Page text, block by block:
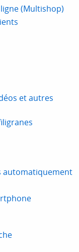
(Multishop)
et autres
automatiquement